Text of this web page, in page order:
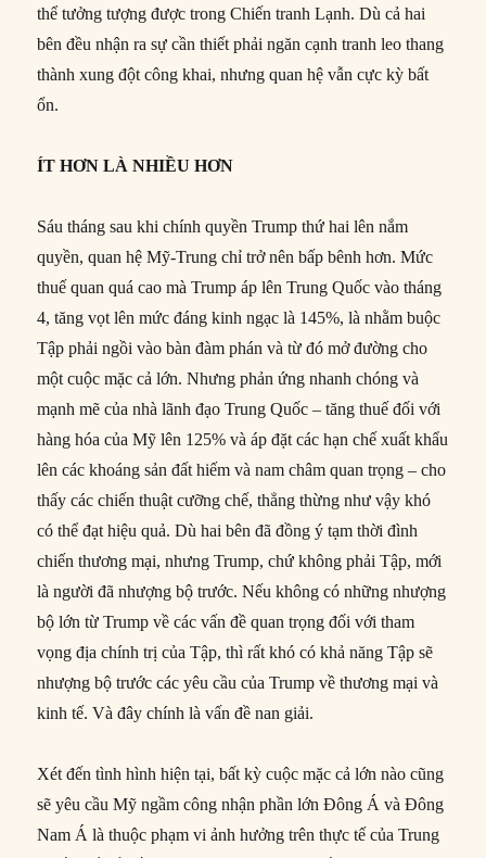
thể tưởng tượng được trong Chiến tranh Lạnh. Dù cả hai
bên đều nhận ra sự cần thiết phải ngăn cạnh tranh leo thang
thành xung đột công khai, nhưng quan hệ vẫn cực kỳ bất
ổn.
ÍT HƠN LÀ NHIỀU HƠN
Sáu tháng sau khi chính quyền Trump thứ hai lên nắm
quyền, quan hệ Mỹ-Trung chỉ trở nên bấp bênh hơn. Mức
thuế quan quá cao mà Trump áp lên Trung Quốc vào tháng
4, tăng vọt lên mức đáng kinh ngạc là 145%, là nhằm buộc
Tập phải ngồi vào bàn đàm phán và từ đó mở đường cho
một cuộc mặc cả lớn. Nhưng phản ứng nhanh chóng và
mạnh mẽ của nhà lãnh đạo Trung Quốc – tăng thuế đối với
hàng hóa của Mỹ lên 125% và áp đặt các hạn chế xuất khẩu
lên các khoáng sản đất hiếm và nam châm quan trọng – cho
thấy các chiến thuật cưỡng chế, thẳng thừng như vậy khó
có thể đạt hiệu quả. Dù hai bên đã đồng ý tạm thời đình
chiến thương mại, nhưng Trump, chứ không phải Tập, mới
là người đã nhượng bộ trước. Nếu không có những nhượng
bộ lớn từ Trump về các vấn đề quan trọng đối với tham
vọng địa chính trị của Tập, thì rất khó có khả năng Tập sẽ
nhượng bộ trước các yêu cầu của Trump về thương mại và
kinh tế. Và đây chính là vấn đề nan giải.
Xét đến tình hình hiện tại, bất kỳ cuộc mặc cả lớn nào cũng
sẽ yêu cầu Mỹ ngầm công nhận phần lớn Đông Á và Đông
Nam Á là thuộc phạm vi ảnh hưởng trên thực tế của Trung